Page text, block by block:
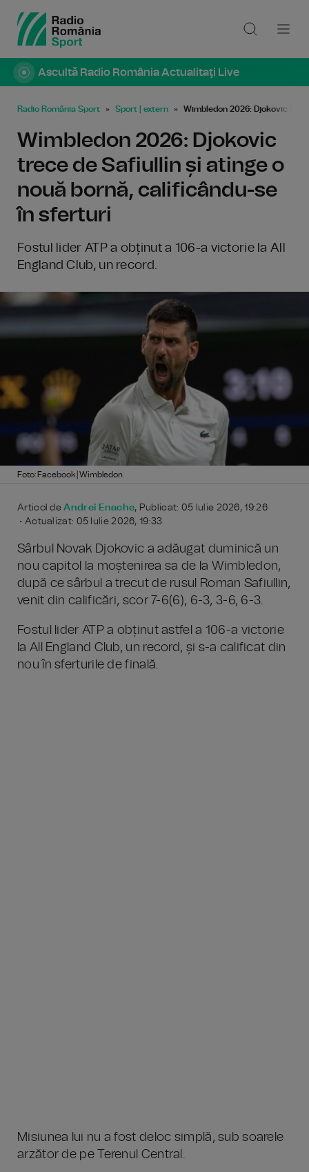
Ascultă Radio România Actualitaţi Live
Radio România Sport Sport | extern Wimbledon 2026: Djokovic
Wimbledon 2026: Djokovic
trece de Safiullin și atinge o
nouă bornă, calificându-se
în sferturi
Fostul lider ATP a obținut a 106-a victorie la All
England Club, un record.
Foto: Facebook | Wimbledon
Articol deAndrei Enache, Publicat: 05 Iulie 2026, 19:26
• Actualizat: 05 Iulie 2026, 19:33
Sârbul Novak Djokovic a adăugat duminică un
nou capitol la moștenirea sa de la Wimbledon,
după ce sârbul a trecut de rusul Roman Safiullin,
venit din calificări, scor 7-6(6), 6-3, 3-6, 6-3.
Fostul lider ATP a obținut astfel a 106-a victorie
la All England Club, un record, și s-a calificat din
nou în sferturile de finală.
Misiunea lui nu a fost deloc simplă, sub soarele
arzător de pe Terenul Central.